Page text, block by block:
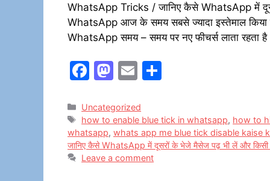
WhatsApp Tricks / जानिए कैसे WhatsApp में
WhatsApp आज के समय सबसे ज्यादा इस्तेमाल किया
WhatsApp समय – समय पर नए फीचर्स लाता रहता
F
c
e
b
o
M
st
o
d
o
E
ai
l
e
Categories
Uncategorized
Tags
how to enable blue tick in whatsapp, how to
whatsapp, whats app me blue tick disable kaise
जानिए कैसे WhatsApp में दूसरों के भेजे मैसेज पढ़ भी लें और किसी
Leave a comment